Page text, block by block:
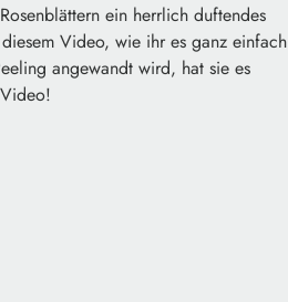
ein herrlich duftendes
Video, wie ihr es ganz einfach
angewandt wird, hat sie es